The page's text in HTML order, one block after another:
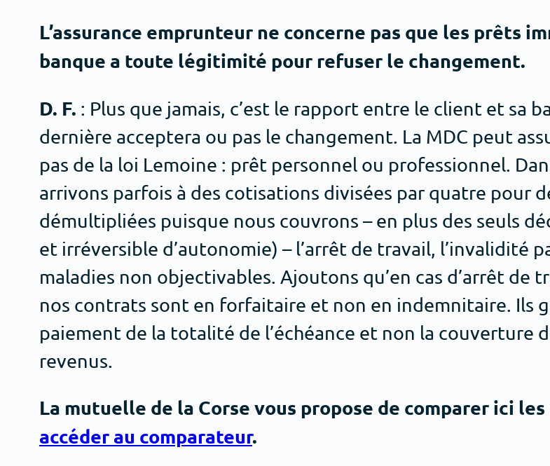
L’assurance emprunteur ne concerne pas que les prêts
banque a toute légitimité pour refuser le changement.
D. F. : Plus que jamais, c’est le rapport entre le client et sa
dernière acceptera ou pas le changement. La MDC peut
pas de la loi Lemoine : prêt personnel ou professionnel.
arrivons parfois à des cotisations divisées par quatre pour
démultipliées puisque nous couvrons – en plus des seuls
et irréversible d’autonomie) – l’arrêt de travail, l’invalidité
maladies non objectivables. Ajoutons qu’en cas d’arrêt de
nos contrats sont en forfaitaire et non en indemnitaire. Ils
paiement de la totalité de l’échéance et non la couverture
revenus.
La mutuelle de la Corse vous propose de comparer ici
accéder au comparateur.